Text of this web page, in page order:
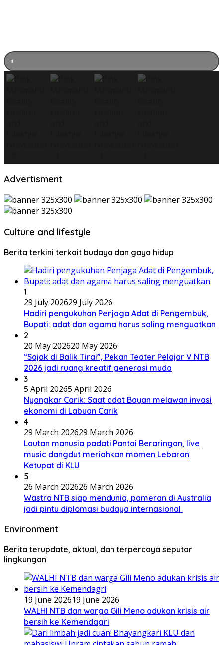
Advertisment
Culture and lifestyle
Berita terkini terkait budaya dan gaya hidup
1
29 July 202629 July 2026
Hadiri pengukuhan Penjaga Adat di Pengembuk,
Bupati: adat dan agama harus saling menguatkan
2
20 May 202620 May 2026
“Sajak di Balik Tirai”, Pekan Teater Pelajar V NTB
2026 jadi ruang kreatif generasi muda
3
5 April 20265 April 2026
Nyangkar Carik: Saat adat Bayan melawan invasi
ekonomi di Labuan Carik
4
29 March 202629 March 2026
Lautan manusia padati Pantai Beraringan, live
music dangdut meriahkan momen Lebaran
Ketupat di KLU
5
26 March 202626 March 2026
Wastra NTB siap mendunia, pameran di Australia
jadi pintu diplomasi budaya internasional
Environment
Berita terupdate, aktual, dan terpercaya seputar
lingkungan
19 June 202619 June 2026
WALHI NTB dan warga Gili Meno adukan krisis air
bersih ke Kemendagri